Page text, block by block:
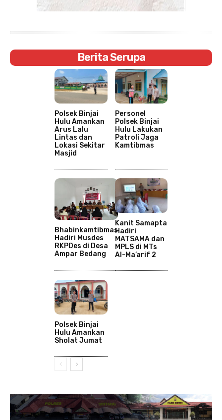
Berita Serupa
Polsek Binjai
Hulu Amankan
Arus Lalu
Lintas dan
Lokasi Sekitar
Masjid
Personel
Polsek Binjai
Hulu Lakukan
Patroli Jaga
Kamtibmas
Bhabinkamtibmas
Hadiri Musdes
RKPDes di Desa
Ampar Bedang
Kanit Samapta
Hadiri
MATSAMA dan
MPLS di MTs
Al-Ma’arif 2
Polsek Binjai
Hulu Amankan
Sholat Jumat